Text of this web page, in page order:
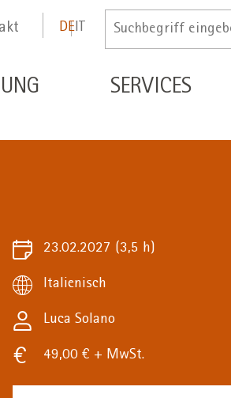
DEIT
Inserire
di
ricerca
SERVICES
23.02.2027 (3,5 h)
Italienisch
Luca Solano
49,00 € + MwSt.